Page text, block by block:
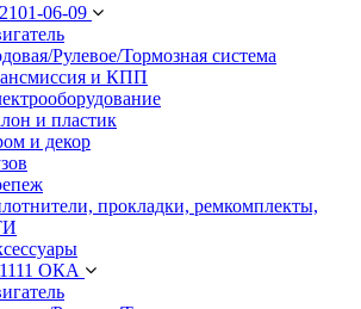
06-09
Рулевое/Тормозная система
и КПП
и пластик
и декор
прокладки, ремкомплекты,
ОКА